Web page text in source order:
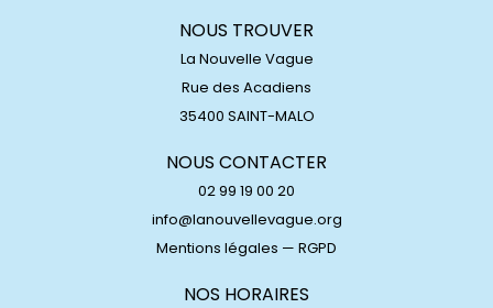
NOUS TROUVER
La Nouvelle Vague
Rue des Acadiens
35400 SAINT-MALO
NOUS CONTACTER
02 99 19 00 20
info@lanouvellevague.org
Mentions légales — RGPD
NOS HORAIRES